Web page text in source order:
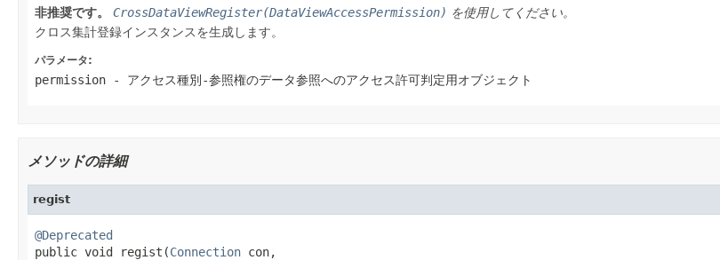
非推奨です。 CrossDataViewRegister(DataViewAccessPermission) を使用してください。
クロス集計登録インスタンスを生成します。
パラメータ:
permission - アクセス種別-参照権のデータ参照へのアクセス許可判定用オブジェクト
メソッドの詳細
regist
@Deprecated
public void regist(Connection con,